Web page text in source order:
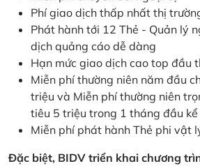
Phí giao dịch thấp nhất thị
Phát hành tới 12 Thẻ - Quản lý
dịch quảng cáo dễ dàng
Hạn mức giao dịch cao top đầu
Miễn phí thường niên năm đầu
triệu và Miễn phí thường niên
tiêu 5 triệu trong 1 tháng đầu
Miễn phí phát hành Thẻ phi vật
Đặc biệt, BIDV triển khai chương